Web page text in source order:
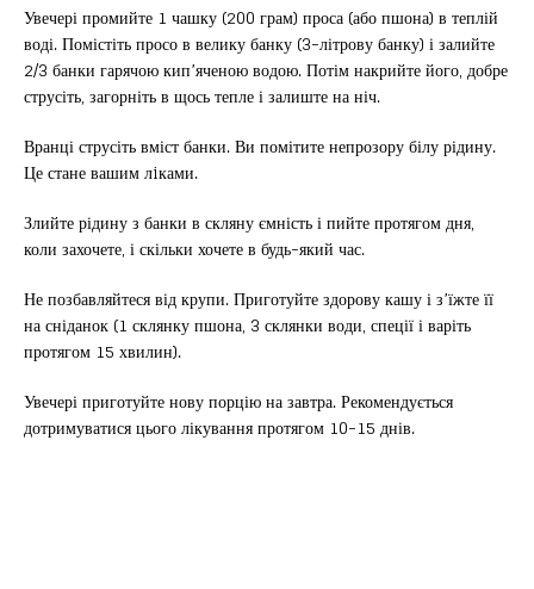
Увечері промийте 1 чашку (200 грам) проса (або пшона) в теплій
воді. Помістіть просо в велику банку (3-літрову банку) і залийте
2/3 банки гарячою кип’яченою водою. Потім накрийте його, добре
струсіть, загорніть в щось тепле і залиште на ніч.
Вранці струсіть вміст банки. Ви помітите непрозору білу рідину.
Це стане вашим лiками.
Злийте рідину з банки в скляну ємність і пийте протягом дня,
коли захочете, і скільки хочете в будь-який час.
Не позбавляйтеся від крупи. Приготуйте здорову кашу і з’їжте її
на сніданок (1 склянку пшона, 3 склянки води, спеції і варіть
протягом 15 хвилин).
Увечері приготуйте нову порцію на завтра. Рекомендується
дотримуватися цього лікування протягом 10-15 днів.